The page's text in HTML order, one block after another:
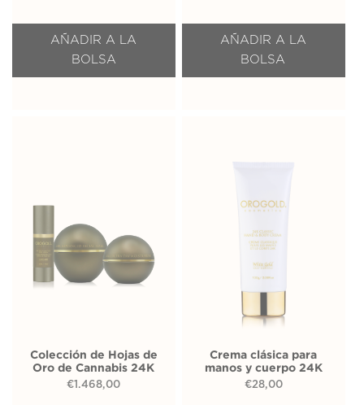
AÑADIR A LA
BOLSA
AÑADIR A LA
BOLSA
Colección de Hojas de
Oro de Cannabis 24K
€ 1.468,00
Crema clásica para
manos y cuerpo 24K
€28,00